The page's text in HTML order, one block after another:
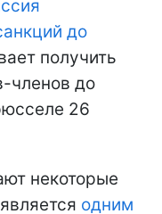
до
получить
членов до
26
некоторые
одним